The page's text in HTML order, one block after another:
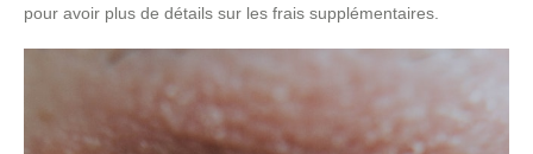
pour avoir plus de détails sur les frais supplémentaires.